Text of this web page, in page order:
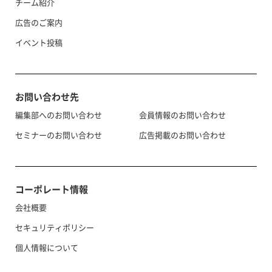
広告のご案内
イベント投稿
お問い合わせ先
編集部へのお問い合わせ
セミナーのお問い合わせ
会員情報のお問い合わせ
広告掲載のお問い合わせ
コーポレート情報
会社概要
セキュリティポリシー
個人情報について